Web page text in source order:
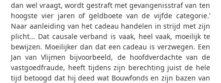
dan wel vraagt, wordt gestraft met gevangenisstraf van ten
hoogste vier jaren of geldboete van de vijfde categorie.’
Naar aanleiding van het cadeau handelen in strijd met zijn
plicht… Dat causale verband is vaak, heel vaak, moeilijk te
bewijzen. Moeilijker dan dat een cadeau is verzwegen. Een
Jan van Vlijmen bijvoorbeeld, de hoofdverdachte van de
vastgoedfraude, heeft tijdens zijn berechting juist de hele
tijd betoogd dat hij deed wat Bouwfonds en zijn bazen van